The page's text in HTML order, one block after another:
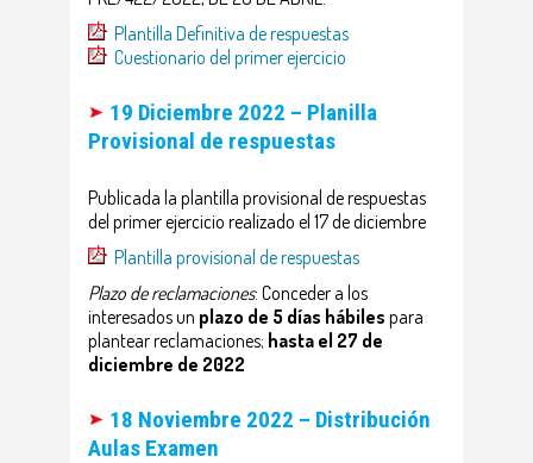
Plantilla Definitiva de respuestas
Cuestionario del primer ejercicio
19 Diciembre 2022 – Planilla
Provisional de respuestas
Publicada la plantilla provisional de respuestas
del primer ejercicio realizado el 17 de diciembre
Plantilla provisional de respuestas
Plazo de reclamaciones: Conceder a los
interesados un plazo de 5 días hábiles para
plantear reclamaciones; hasta el 27 de
diciembre de 2022
18 Noviembre 2022 – Distribución
Aulas Examen